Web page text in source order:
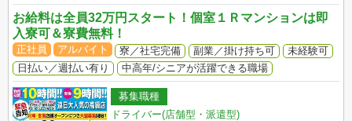
お給料は全員32万円スタート！個室１Ｒマンションは即
入寮可＆寮費無料！
正社員 アルバイト 寮／社宅完備 副業／掛け持ち可
未経験可
日払い／週払い有り
中高年/シニアが活躍できる職場
募集職種
ドライバー(店舗型・派遣型)